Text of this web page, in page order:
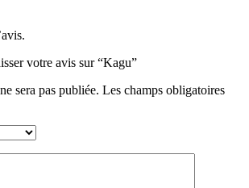
votre avis sur “Kagu”
sera pas publiée. Les champs obligatoires